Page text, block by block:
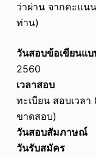
ว่าผ่าน จากคะแน
ท่าน)
วันสอบข้อเขีย
2560
เวลา
ทะเบียน สอบเวล
ขาดสอบ)
วันสอบสั
วันรับ